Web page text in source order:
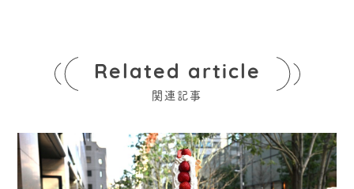
Related article
関連記事